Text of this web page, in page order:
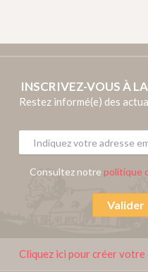
INSCRIVEZ-VOUS À
Restez informé(e) des
Consultez notre politique
Valider
Cliquez ici pour créer